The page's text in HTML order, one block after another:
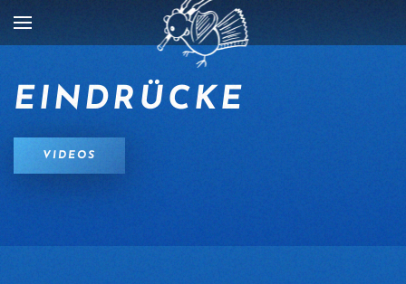
Zum Hauptinhalt springen
EINDRÜCKE
VIDEOS